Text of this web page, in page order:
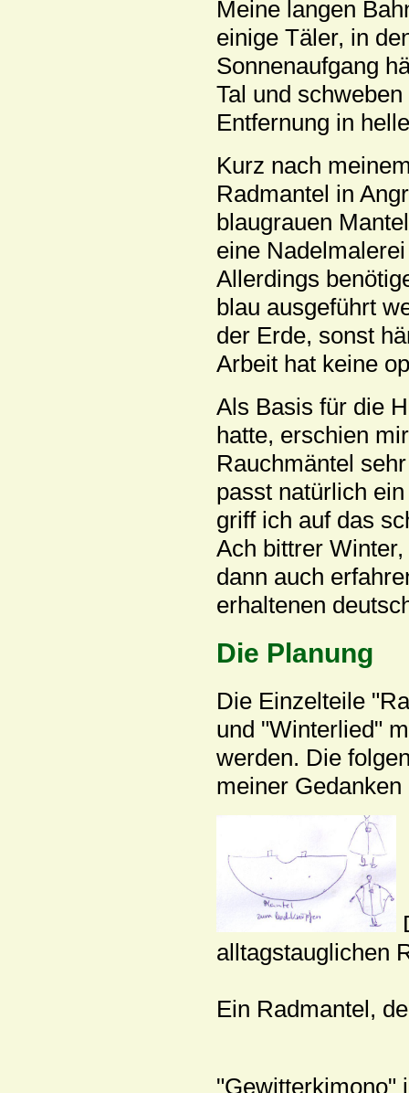
Meine langen
einige Täler, in
Sonnenaufgang
Tal und
Entfernung in
Kurz nach
Radmantel in
blaugrauen
eine
Allerdings
blau ausgeführt
der Erde, sonst
Arbeit hat keine
Als Basis für die
hatte, erschien
Rauchmäntel
passt natürlich
griff ich auf das
Ach bittrer
dann auch
erhaltenen
Die Planung
Die Einzelteile
und "Winterlied"
werden. Die
meiner
alltagstauglichen
Ein Radmantel,
"Gewitterkimono"